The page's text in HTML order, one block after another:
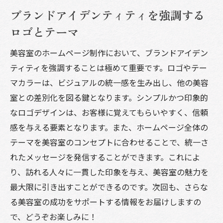
オンラインイベントで新規顧客を開拓
データ分析でトレンドをキャッチし魅力を
高める
次世代技術を取り入れたインタラクティブ
デザイン
ブランドアイデンティティを強調する
ロゴとテーマ
美容室のホームページ制作において、ブランドアイデン
ティティを強調することは極めて重要です。ロゴやテー
マカラーは、ビジュアルの統一感を生み出し、他の美容
室との差別化を図る鍵となります。シンプルかつ印象的
なロゴデザインは、お客様に覚えてもらいやすく、信頼
感を与える要素となります。また、ホームページ全体の
テーマを美容室のコンセプトに合わせることで、統一さ
れたメッセージを発信することができます。これによ
り、訪れる人々に一貫した印象を与え、美容室の魅力を
最大限に引き出すことができるのです。次回も、さらな
る美容室の成功をサポートする情報をお届けしますの
で、どうぞお楽しみに！